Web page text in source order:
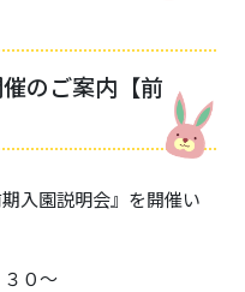
年間行事・体験学習
のご案内【前
入園説明会』を開催い
０～